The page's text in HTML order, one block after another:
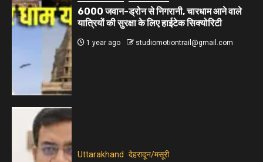
6000 जवान-ड्रोन से निगरानी, चारधाम आने वाले
यात्रियों की सुरक्षा के लिए हाईटेक सिक्योरिटी
1 year ago studiomotiontrail@gmail.com
Uttarakhand देहरादून/मसूरी